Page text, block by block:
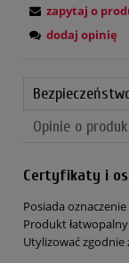
zapytaj o
dodaj opinię
Opinie o
Certyfikaty i
Posiada
Produkt
Utylizować